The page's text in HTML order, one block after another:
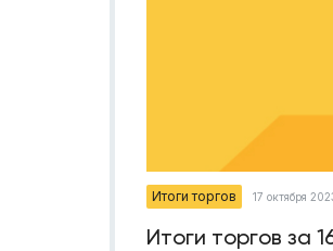
Итоги торгов 17 октября
Итоги торгов за